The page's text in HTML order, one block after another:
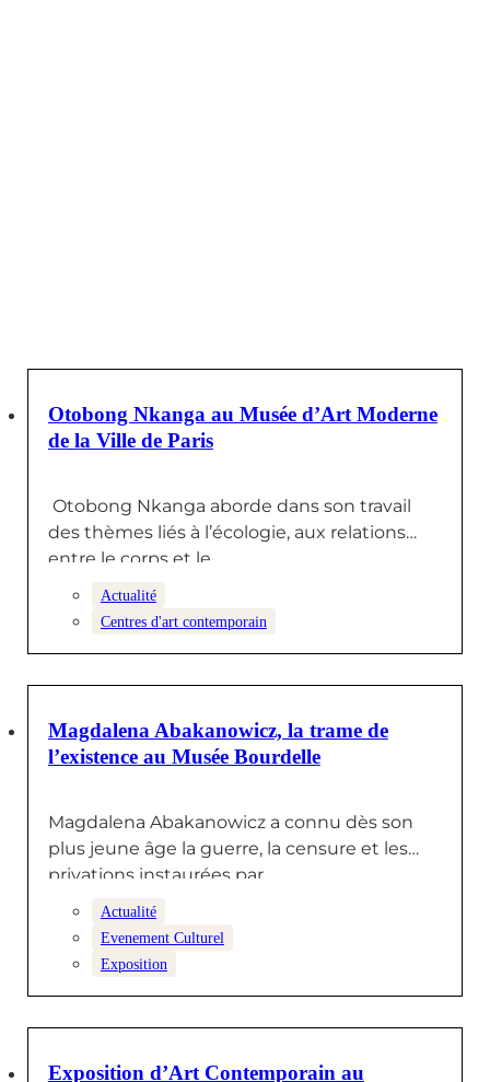
22 JANVIER 2026
Otobong Nkanga au Musée d’Art Moderne
de la Ville de Paris
Otobong Nkanga aborde dans son travail
des thèmes liés à l’écologie, aux relations
entre le corps et le…
Actualité
Centres d'art contemporain
29 DÉCEMBRE 2025
Magdalena Abakanowicz, la trame de
l’existence au Musée Bourdelle
Magdalena Abakanowicz a connu dès son
plus jeune âge la guerre, la censure et les
privations instaurées par…
Actualité
Evenement Culturel
Exposition
19 SEPTEMBRE 2025
Exposition d’Art Contemporain au